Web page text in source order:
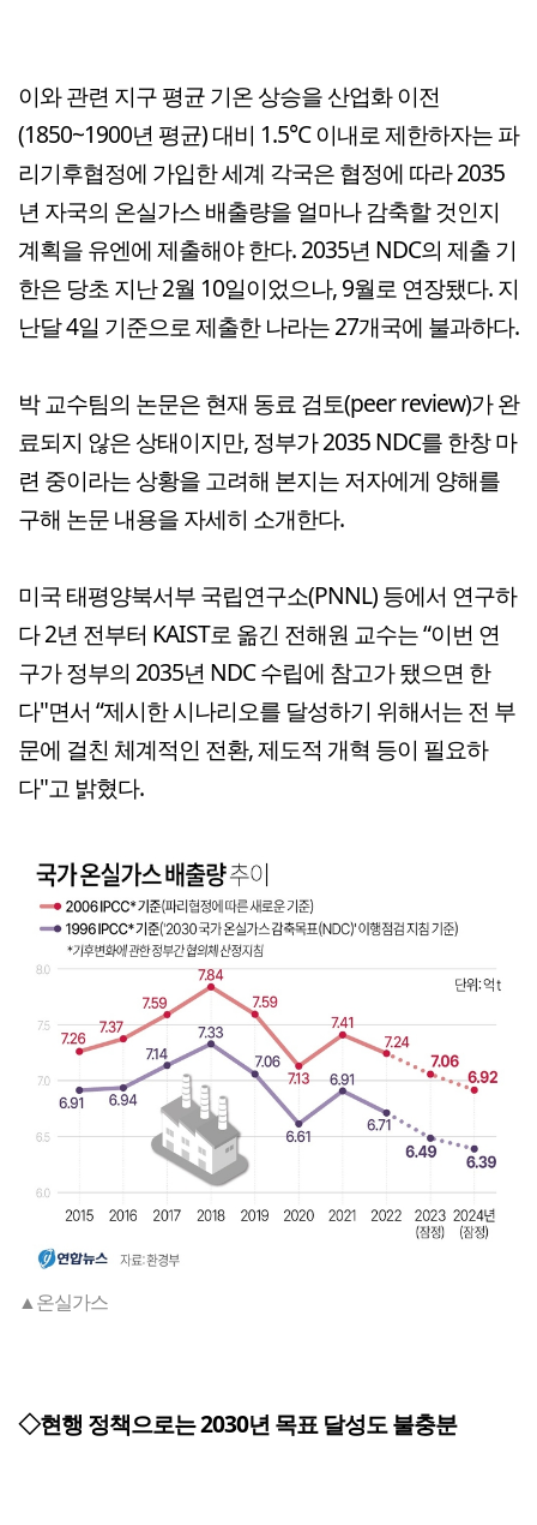
이와 관련 지구 평균 기온 상승을 산업화 이전
(1850~1900년 평균) 대비 1.5℃ 이내로 제한하자는 파
리기후협정에 가입한 세계 각국은 협정에 따라 2035
년 자국의 온실가스 배출량을 얼마나 감축할 것인지
계획을 유엔에 제출해야 한다. 2035년 NDC의 제출 기
한은 당초 지난 2월 10일이었으나, 9월로 연장됐다. 지
난달 4일 기준으로 제출한 나라는 27개국에 불과하다.
박 교수팀의 논문은 현재 동료 검토(peer review)가 완
료되지 않은 상태이지만, 정부가 2035 NDC를 한창 마
련 중이라는 상황을 고려해 본지는 저자에게 양해를
구해 논문 내용을 자세히 소개한다.
미국 태평양북서부 국립연구소(PNNL) 등에서 연구하
다 2년 전부터 KAIST로 옮긴 전해원 교수는 “이번 연
구가 정부의 2035년 NDC 수립에 참고가 됐으면 한
다"면서 “제시한 시나리오를 달성하기 위해서는 전 부
문에 걸친 체계적인 전환, 제도적 개혁 등이 필요하
다"고 밝혔다.
▲온실가스
◇현행 정책으로는 2030년 목표 달성도 불충분